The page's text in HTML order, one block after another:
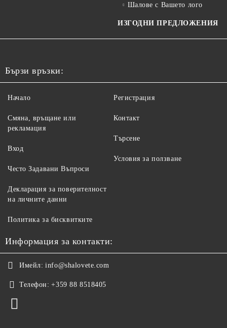
Шалове с Вашето лого
ИЗГОДНИ ПРЕДЛОЖЕНИЯ
Бързи връзки:
Начало
Смяна, връщане или
рекламация
Вход
Често Задавани Въпроси
Регистрация
Контакт
Търсене
Условия за ползване
Декларация за поверителност
на личните данни
Политика за бисквитките
Информация за контакти:
Имейл: info@shalovete.com
Телефон: +359 88 8518405